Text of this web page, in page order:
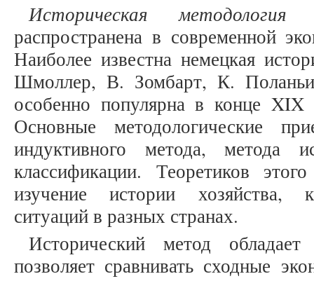
Историческая методология
распространена в современной
Наиболее известна немецкая
Шмоллер, В. Зомбарт, К.
особенно популярна в конце
Основные методологические
индуктивного метода, метода
классификации. Теоретиков
изучение истории хозяйства,
ситуаций в разных странах.
Исторический метод
позволяет сравнивать сходные